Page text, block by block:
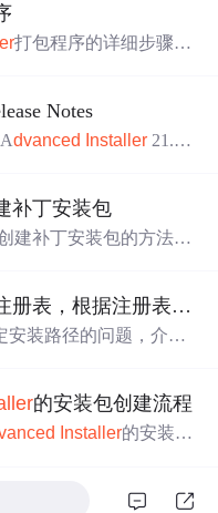
打包程序的详细步骤。
打包设置，如添加文
构建即可。
Notes
dvanced Installer 21.
还修复了EXE图标、
补丁安装包
建补丁安装包的方法。
Build生成安装包，双击
表，根据注册表选择安装路径
安装路径的问题，介绍
果、在初始化条件中加
情况的处理。
的安装包创建流程
nced Installer的安装包
部署测试，提升打包效